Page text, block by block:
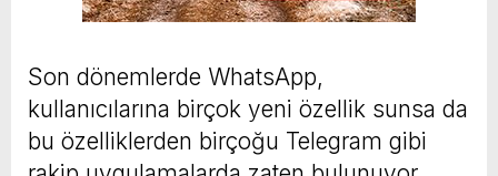
Son dönemlerde WhatsApp,
kullanıcılarına birçok yeni özellik sunsa da
bu özelliklerden birçoğu Telegram gibi